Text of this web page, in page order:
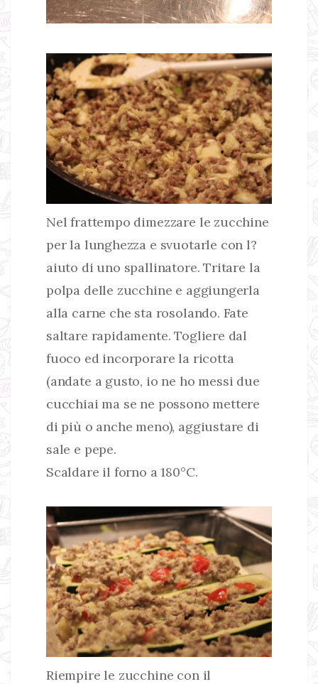
Nel frattempo dimezzare le zucchine
per la lunghezza e svuotarle con l?
aiuto di uno spallinatore. Tritare la
polpa delle zucchine e aggiungerla
alla carne che sta rosolando. Fate
saltare rapidamente. Togliere dal
fuoco ed incorporare la ricotta
(andate a gusto, io ne ho messi due
cucchiai ma se ne possono mettere
di più o anche meno), aggiustare di
sale e pepe.
Scaldare il forno a 180°C.
Riempire le zucchine con il